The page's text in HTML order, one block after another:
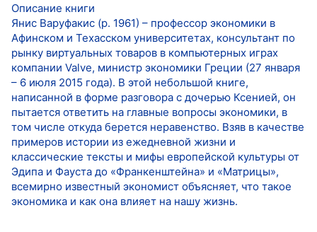
Описание книги
Янис Варуфакис (р. 1961) – профессор экономики в
Афинском и Техасском университетах, консультант по
рынку виртуальных товаров в компьютерных играх
компании Valve, министр экономики Греции (27 января
– 6 июля 2015 года). В этой небольшой книге,
написанной в форме разговора с дочерью Ксенией, он
пытается ответить на главные вопросы экономики, в
том числе откуда берется неравенство. Взяв в качестве
примеров истории из ежедневной жизни и
классические тексты и мифы европейской культуры от
Эдипа и Фауста до «Франкенштейна» и «Матрицы»,
всемирно известный экономист объясняет, что такое
экономика и как она влияет на нашу жизнь.